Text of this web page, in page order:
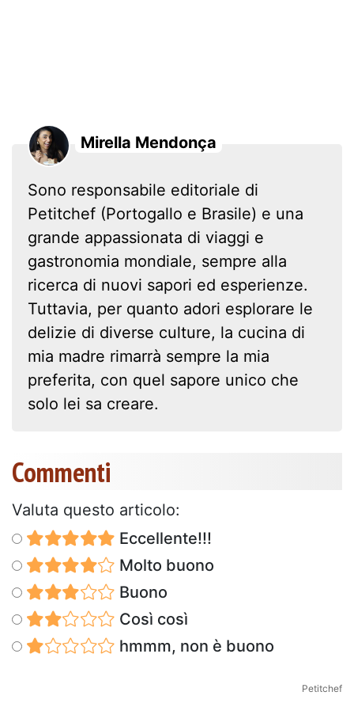
Mirella Mendonça
Sono responsabile editoriale di
Petitchef (Portogallo e Brasile) e una
grande appassionata di viaggi e
gastronomia mondiale, sempre alla
ricerca di nuovi sapori ed esperienze.
Tuttavia, per quanto adori esplorare le
delizie di diverse culture, la cucina di
mia madre rimarrà sempre la mia
preferita, con quel sapore unico che
solo lei sa creare.
Commenti
Valuta questo articolo:
Eccellente!!!
Molto buono
Buono
Così così
hmmm, non è buono
Petitchef